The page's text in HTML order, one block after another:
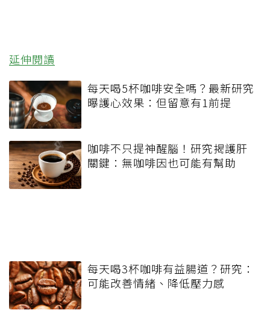
延伸閱讀
每天喝5杯咖啡安全嗎？最新研究
曝護心效果：但留意有1前提
咖啡不只提神醒腦！研究揭護肝
關鍵：無咖啡因也可能有幫助
每天喝3杯咖啡有益腸道？研究：
可能改善情緒、降低壓力感